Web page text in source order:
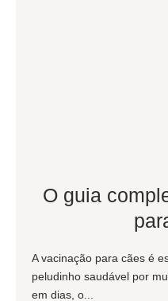
O guia
A vacinação para cães é
peludinho saudável por
em dias, o...